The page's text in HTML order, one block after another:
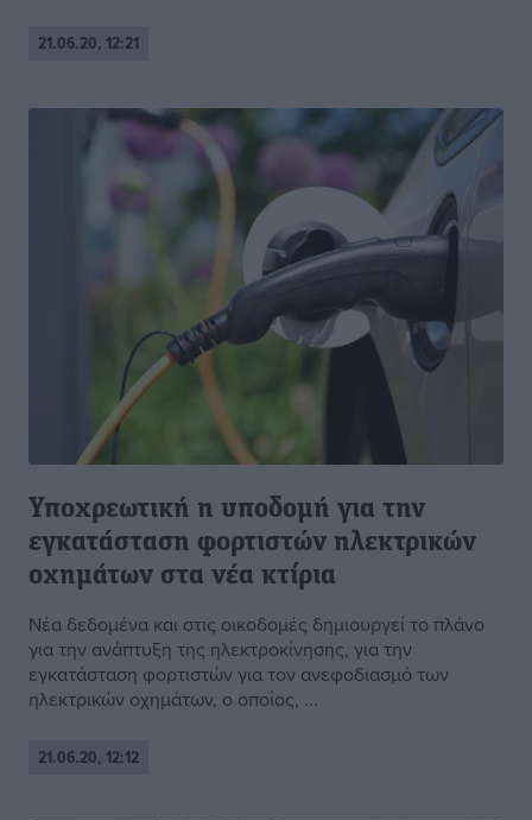
21.06.20, 12:21
Υποχρεωτική η υποδομή για την
εγκατάσταση φορτιστών ηλεκτρικών
οχημάτων στα νέα κτίρια
Νέα δεδομένα και στις οικοδομές δημιουργεί το πλάνο
για την ανάπτυξη της ηλεκτροκίνησης, για την
εγκατάσταση φορτιστών για τον ανεφοδιασμό των
ηλεκτρικών οχημάτων, ο οποίος, ...
21.06.20, 12:12